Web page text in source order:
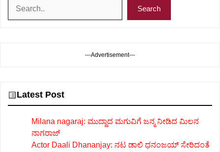
Search
---Advertisement---
Latest Post
Milana nagaraj: ಮುದ್ದಾದ ಮಗುವಿಗೆ ಜನ್ಮ ನೀಡಿದ ಮಿಲನ
ನಾಗರಾಜ್
Actor Daali Dhananjay: ನಟ ಡಾಲಿ ಧನಂಜಯ್ ಸೇರಿದಂತೆ